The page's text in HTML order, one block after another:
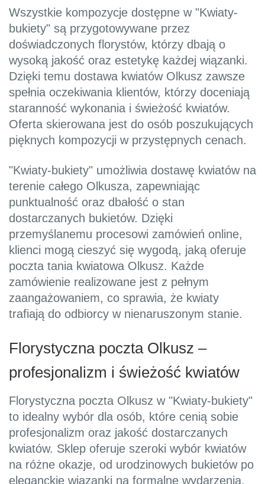
Wszystkie kompozycje dostępne w "Kwiaty-
bukiety" są przygotowywane przez
doświadczonych florystów, którzy dbają o
wysoką jakość oraz estetykę każdej wiązanki.
Dzięki temu dostawa kwiatów Olkusz zawsze
spełnia oczekiwania klientów, którzy doceniają
staranność wykonania i świeżość kwiatów.
Oferta skierowana jest do osób poszukujących
pięknych kompozycji w przystępnych cenach.
"Kwiaty-bukiety" umożliwia dostawę kwiatów na
terenie całego Olkusza, zapewniając
punktualność oraz dbałość o stan
dostarczanych bukietów. Dzięki
przemyślanemu procesowi zamówień online,
klienci mogą cieszyć się wygodą, jaką oferuje
poczta tania kwiatowa Olkusz. Każde
zamówienie realizowane jest z pełnym
zaangażowaniem, co sprawia, że kwiaty
trafiają do odbiorcy w nienaruszonym stanie.
Florystyczna poczta Olkusz –
profesjonalizm i świeżość kwiatów
Florystyczna poczta Olkusz w "Kwiaty-bukiety"
to idealny wybór dla osób, które cenią sobie
profesjonalizm oraz jakość dostarczanych
kwiatów. Sklep oferuje szeroki wybór kwiatów
na różne okazje, od urodzinowych bukietów po
eleganckie wiązanki na formalne wydarzenia.